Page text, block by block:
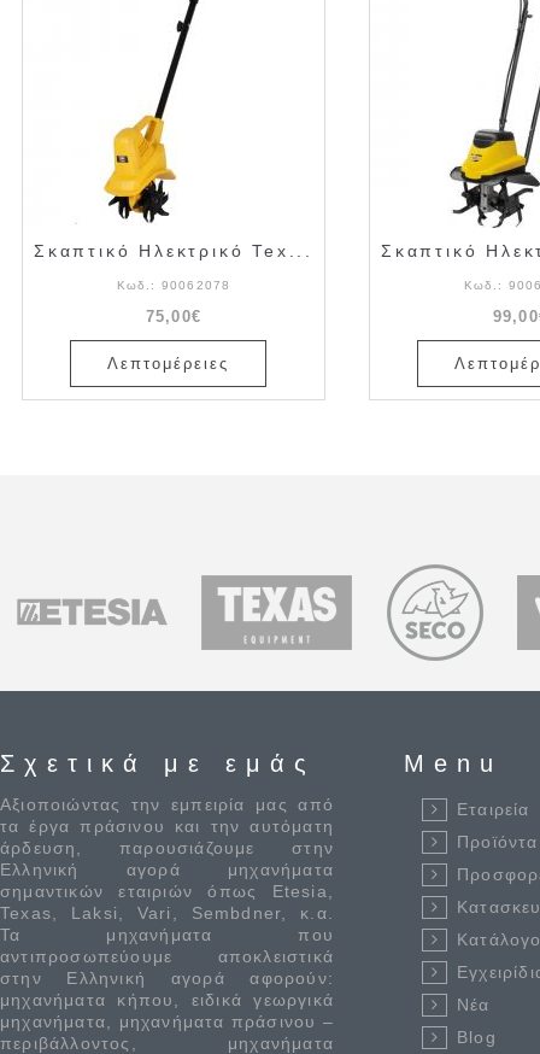
Σκαπτικό Ηλεκτρικό Tex...
Κωδ.: 90062078
75,00€
Λεπτομέρειες
Σκαπτικό
Κωδ.:
Σχετικά με εμάς
Αξιοποιώντας την εμπειρία μας από
τα έργα πράσινου και την αυτόματη
άρδευση, παρουσιάζουμε στην
Ελληνική αγορά μηχανήματα
σημαντικών εταιριών όπως Etesia,
Texas, Laksi, Vari, Sembdner, κ.α.
Τα μηχανήματα που
αντιπροσωπεύουμε αποκλειστικά
στην Ελληνική αγορά αφορούν:
μηχανήματα κήπου, ειδικά γεωργικά
μηχανήματα, μηχανήματα πράσινου –
περιβάλλοντος, μηχανήματα
Menu
Εταιρεία
Προϊόντα
Νέα
Blog